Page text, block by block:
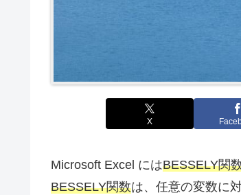
X
Microsoft Excel にはBESSELY関
BESSELY関数は、任意の変数に